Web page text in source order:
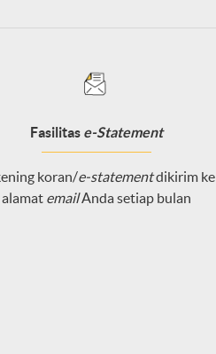
Fasilitase-Statement
koran/e-statementdikirim ke
alamat emailAnda setiap bulan